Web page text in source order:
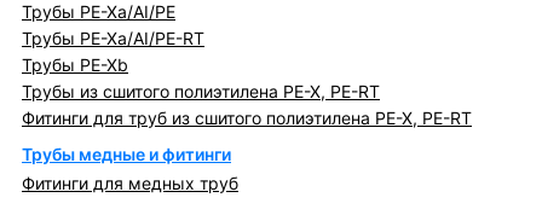
Трубы PE-Xa/AI/PE
Трубы PE-Xa/AI/PE-RT
Трубы PE-Xb
Трубы из сшитого полиэтилена PE-X, PE-RT
Фитинги для труб из сшитого полиэтилена PE-X, PE-RT
Трубы медные и фитинги
Фитинги для медных труб